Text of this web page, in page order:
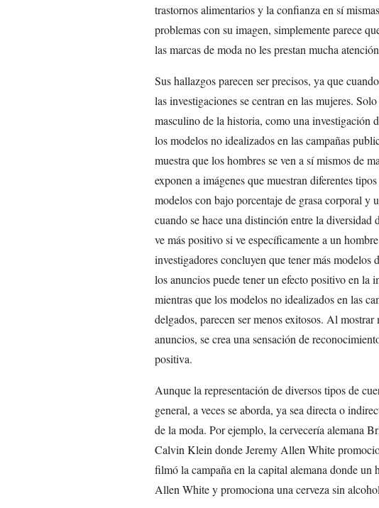
trastornos alimentarios y la confianza en sí
problemas con su imagen, simplemente parece
las marcas de moda no les prestan mucha
Sus hallazgos parecen ser precisos, ya que
las investigaciones se centran en las mujeres.
masculino de la historia, como una investigación
los modelos no idealizados en las campañas
muestra que los hombres se ven a sí mismos de
exponen a imágenes que muestran diferentes
modelos con bajo porcentaje de grasa corporal y
cuando se hace una distinción entre la diversidad
ve más positivo si ve específicamente a un
investigadores concluyen que tener más modelos
los anuncios puede tener un efecto positivo en la
mientras que los modelos no idealizados en las
delgados, parecen ser menos exitosos. Al mostrar
anuncios, se crea una sensación de
positiva.
Aunque la representación de diversos tipos de
general, a veces se aborda, ya sea directa o
de la moda. Por ejemplo, la cervecería alemana
Calvin Klein donde Jeremy Allen White
filmó la campaña en la capital alemana donde un
Allen White y promociona una cerveza sin